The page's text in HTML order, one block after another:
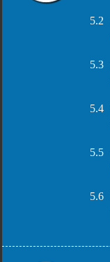
5.2
5.3
5.4
5.5
5.6